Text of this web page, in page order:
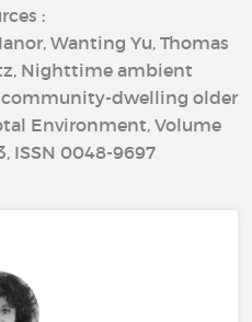
:
Wanting Yu, Thomas
Nighttime ambient
dwelling older
Environment, Volume
ISSN 0048-9697